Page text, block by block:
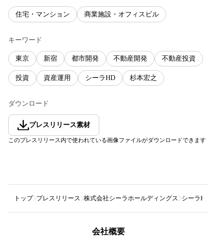
住宅・マンション 商業施設・オフィスビル
キーワード
東京 新宿 都市開発 不動産開発 不動産投資
投資 資産運用 シーラHD 杉本宏之
ダウンロード
プレスリリース素材
このプレスリリース内で使われている画像ファイルがダウンロードできます
トップ プレスリリース 株式会社シーラホールディングス シーラHD
会社概要